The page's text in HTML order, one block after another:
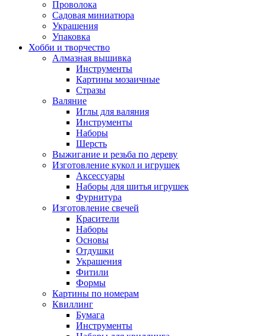
Проволока
Садовая миниатюра
Украшения
Упаковка
Хобби и творчество
Алмазная вышивка
Инструменты
Картины мозаичные
Стразы
Валяние
Иглы для валяния
Инструменты
Наборы
Шерсть
Выжигание и резьба по дереву
Изготовление кукол и игрушек
Аксессуары
Наборы для шитья игрушек
Фурнитура
Изготовление свечей
Красители
Наборы
Основы
Отдушки
Украшения
Фитили
Формы
Картины по номерам
Квиллинг
Бумага
Инструменты